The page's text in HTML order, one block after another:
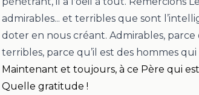
admirables... et terribles que sont
doter en nous créant. Admirables,
terribles, parce qu’il est des hommes
Maintenant et toujours, à ce Père qui
Quelle gratitude !